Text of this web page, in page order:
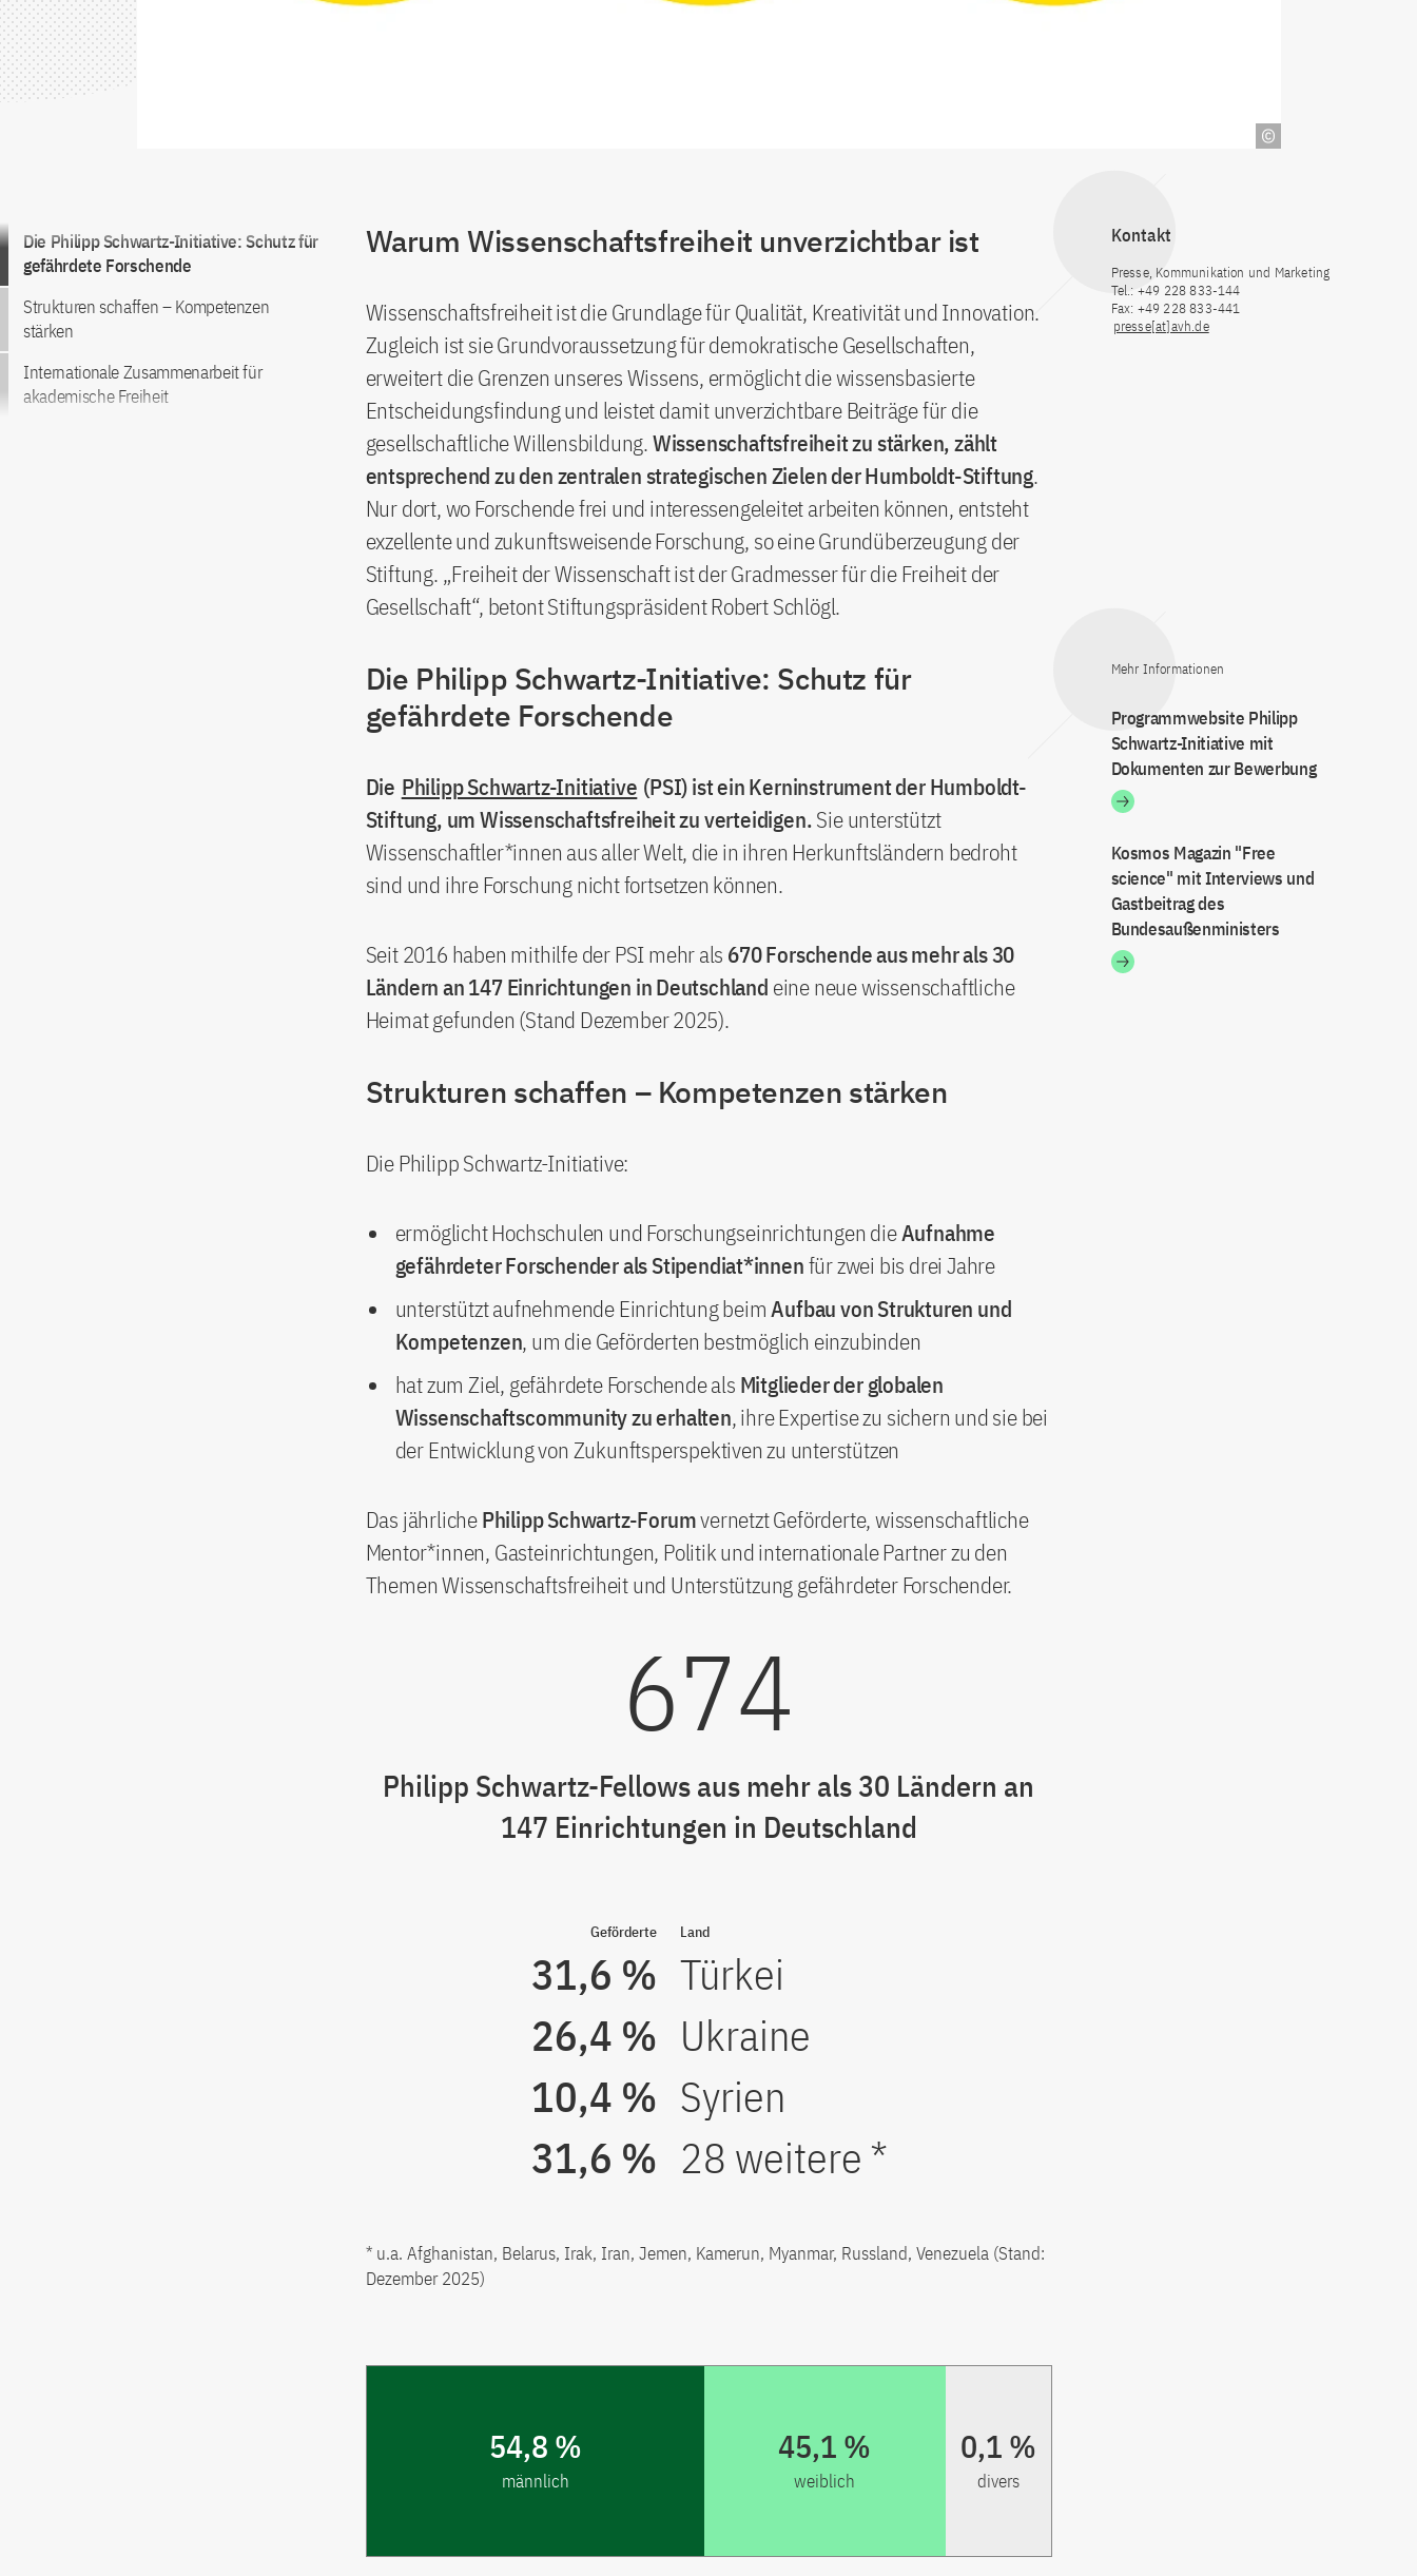
Zum Inhalt springen
Die Philipp Schwartz-Initiative: Schutz für
gefährdete Forschende
Strukturen schaffen – Kompetenzen
stärken
Internationale Zusammenarbeit für
akademische Freiheit
Kontakt
Presse, Kommunikation und Marketing
Tel.: +49 228 833-144
Fax: +49 228 833-441
presse[at]avh.de
Warum Wissenschaftsfreiheit unverzichtbar ist
Wissenschaftsfreiheit ist die Grundlage für Qualität, Kreativität und Innovation.
Zugleich ist sie Grundvoraussetzung für demokratische Gesellschaften,
erweitert die Grenzen unseres Wissens, ermöglicht die wissensbasierte
Entscheidungsfindung und leistet damit unverzichtbare Beiträge für die
gesellschaftliche Willensbildung.Wissenschaftsfreiheit zu stärken, zählt
entsprechend zu den zentralen strategischen Zielen der Humboldt-Stiftung.
Nur dort, wo Forschende frei und interessengeleitet arbeiten können, entsteht
exzellente und zukunftsweisende Forschung, so eine Grundüberzeugung der
Stiftung. „Freiheit der Wissenschaft ist der Gradmesser für die Freiheit der
Gesellschaft“, betont Stiftungspräsident Robert Schlögl.
Mehr Informationen
Programmwebsite Philipp
Schwartz-Initiative mit
Dokumenten zur Bewerbung
Kosmos Magazin "Free
science" mit Interviews und
Gastbeitrag des
Bundesaußenministers
Die Philipp Schwartz-Initiative: Schutz für
gefährdete Forschende
Die Philipp Schwartz-Initiative (PSI) ist ein Kerninstrument der Humboldt-
Stiftung, um Wissenschaftsfreiheit zu verteidigen.Sie unterstützt
Wissenschaftler*innen aus aller Welt, die in ihren Herkunftsländern bedroht
sind und ihre Forschung nicht fortsetzen können.
Seit 2016 haben mithilfe der PSI mehr als 670 Forschende aus mehr als 30
Ländern an 147 Einrichtungen in Deutschland eine neue wissenschaftliche
Heimat gefunden (Stand Dezember 2025).
Strukturen schaffen – Kompetenzen stärken
Die Philipp Schwartz-Initiative:
ermöglicht Hochschulen und Forschungseinrichtungen dieAufnahme
gefährdeter Forschender als Stipendiat*innenfür zwei bis drei Jahre
unterstützt aufnehmende Einrichtung beimAufbau von Strukturen und
Kompetenzen, um die Geförderten bestmöglich einzubinden
hat zum Ziel, gefährdete Forschende als Mitglieder der globalen
Wissenschaftscommunityzu erhalten, ihre Expertise zu sichern und sie bei
der Entwicklung von Zukunftsperspektiven zu unterstützen
Das jährlichePhilipp Schwartz-Forumvernetzt Geförderte, wissenschaftliche
Mentor*innen, Gasteinrichtungen, Politik und internationale Partner zu den
Themen Wissenschaftsfreiheit und Unterstützung gefährdeter Forschender.
674
Philipp Schwartz-Fellows aus mehr als 30 Ländern an
147 Einrichtungen in Deutschland
Geförderte Land
31,6 % Türkei
26,4 % Ukraine
10,4 % Syrien
31,6 % 28 weitere *
* u.a. Afghanistan, Belarus, Irak, Iran, Jemen, Kamerun, Myanmar, Russland, Venezuela (Stand:
Dezember 2025)
54,8 %
männlich
45,1 %
weiblich
0,1 %
divers